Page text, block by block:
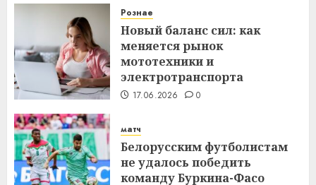
Рознае
Новый баланс сил: как
меняется рынок
мототехники и
электротранспорта
17.06.2026 0
матч
Белорусским футболистам
не удалось победить
команду Буркина-Фасо